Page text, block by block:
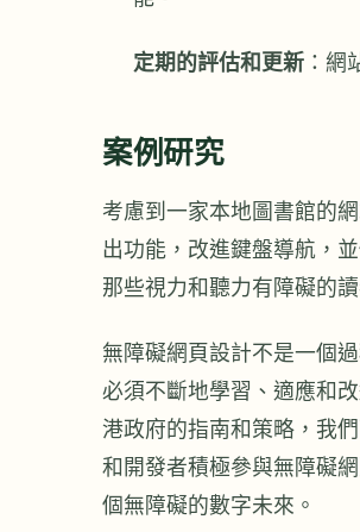
定期的評估和更新：網
案例研究
考慮到一家本地圖書館的
出功能，改進鍵盤導航，
那些視力和聽力有障礙的
無障礙網頁設計不是一個
必須不斷地學習、適應和
港政府的指南和策略，我
和開發者積極參與無障礙
個無障礙的數字未來。